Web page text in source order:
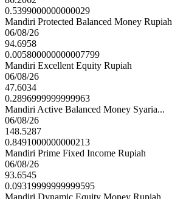
0.5399000000000029
Mandiri Protected Balanced Money Rupiah
06/08/26
94.6958
0.005800000000007799
Mandiri Excellent Equity Rupiah
06/08/26
47.6034
0.2896999999999963
Mandiri Active Balanced Money Syaria...
06/08/26
148.5287
0.8491000000000213
Mandiri Prime Fixed Income Rupiah
06/08/26
93.6545
0.09319999999999595
Mandiri Dynamic Equity Money Rupiah